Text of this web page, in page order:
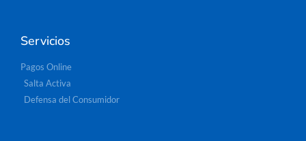
Servicios
Pagos Online
Salta Activa
Defensa del Consumidor